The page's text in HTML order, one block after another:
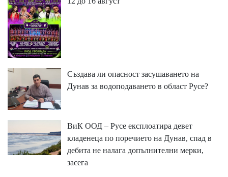
Създава ли опасност засушаването на
Дунав за водоподаването в област Русе?
ВиК ООД – Русе експлоатира девет
кладенеца по поречието на Дунав, спад в
дебита не налага допълнителни мерки,
засега